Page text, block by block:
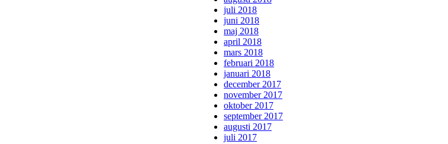
juli 2018
juni 2018
maj 2018
april 2018
mars 2018
februari 2018
januari 2018
december 2017
november 2017
oktober 2017
september 2017
augusti 2017
juli 2017